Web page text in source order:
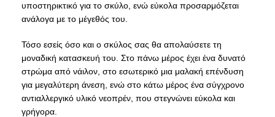
υποστηρικτικό για το σκύλο, ενώ εύκολα προσαρμόζεται
ανάλογα με το μέγεθός του.
Τόσο εσείς όσο και ο σκύλος σας θα απολαύσετε τη
μοναδική κατασκευή του. Στο πάνω μέρος έχει ένα δυνατό
στρώμα από νάιλον, στο εσωτερικό μια μαλακή επένδυση
για μεγαλύτερη άνεση, ενώ στο κάτω μέρος ένα σύγχρονο
αντιαλλεργικό υλικό νεοπρέν, που στεγνώνει εύκολα και
γρήγορα.